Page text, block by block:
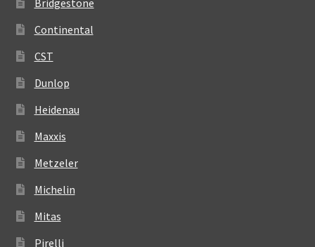
Bridgestone
Continental
CST
Dunlop
Heidenau
Maxxis
Metzeler
Michelin
Mitas
Pirelli